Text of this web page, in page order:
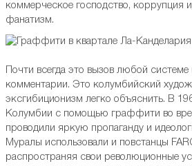
коммерческое господство, коррупция
фанатизм.
Почти всегда это вызов любой
комментарии. Это колумбийский
эксгибиционизм легко объяснить. В
Колумбии с помощью граффити во
проводили яркую пропаганду и
Муралы использовали и повстанцы
распространяя свои революционные